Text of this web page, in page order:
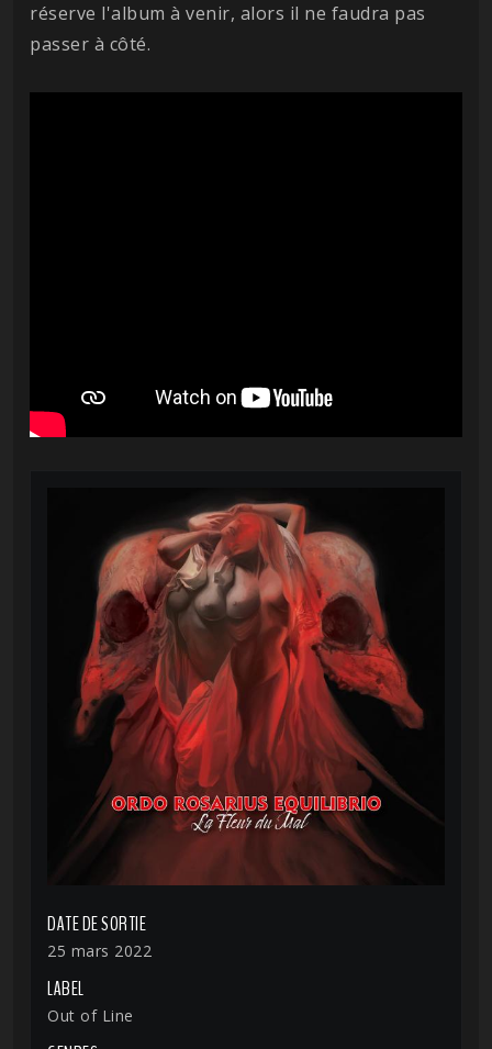
réserve l'album à venir, alors il ne faudra pas
passer à côté.
DATE DE SORTIE
25 mars 2022
LABEL
Out of Line